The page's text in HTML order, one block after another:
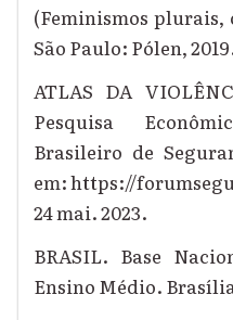
(Feminismos
São Paulo: Pólen,
ATLAS DA
Pesquisa
Brasileiro de
em: https://
24 mai. 2023.
BRASIL. Base
Ensino Médio.